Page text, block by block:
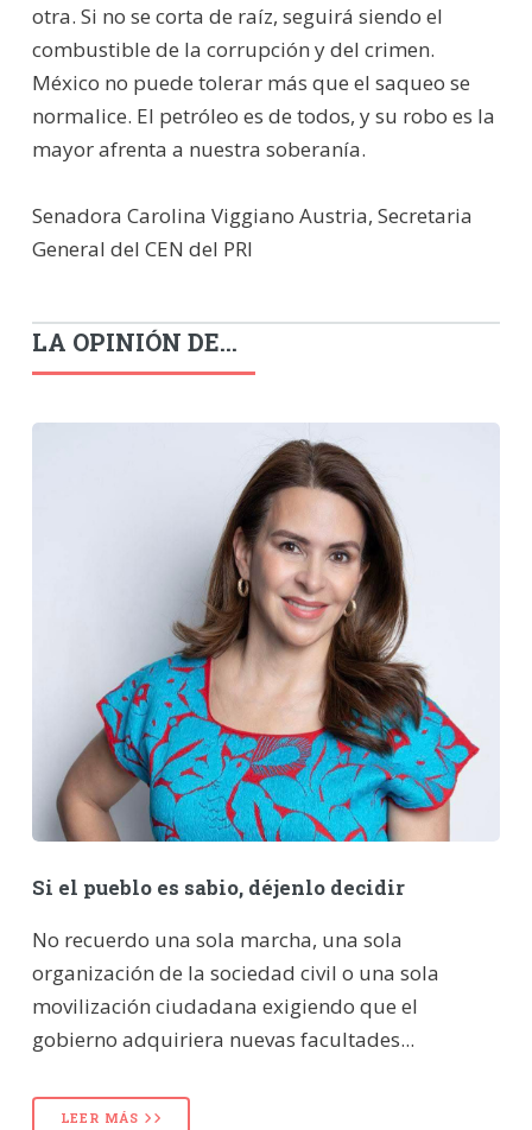
otra. Si no se corta de raíz, seguirá siendo el
combustible de la corrupción y del crimen.
México no puede tolerar más que el saqueo se
normalice. El petróleo es de todos, y su robo es la
mayor afrenta a nuestra soberanía.
Senadora Carolina Viggiano Austria, Secretaria
General del CEN del PRI
LA OPINIÓN DE...
Si el pueblo es sabio, déjenlo decidir
No recuerdo una sola marcha, una sola
organización de la sociedad civil o una sola
movilización ciudadana exigiendo que el
gobierno adquiriera nuevas facultades...
LEER MÁS